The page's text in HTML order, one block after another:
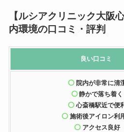
【ルシアクリニック大阪
内環境の口コミ・評判
良い口コミ
院内が非常に清
静かで落ち着く
心斎橋駅近で便
施術後アイロン利
アクセス良好